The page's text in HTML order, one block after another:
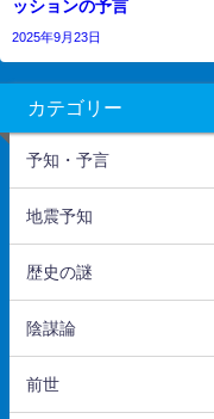
ッションの予言
2025年9月23日
カテゴリー
予知・予言
地震予知
歴史の謎
陰謀論
前世